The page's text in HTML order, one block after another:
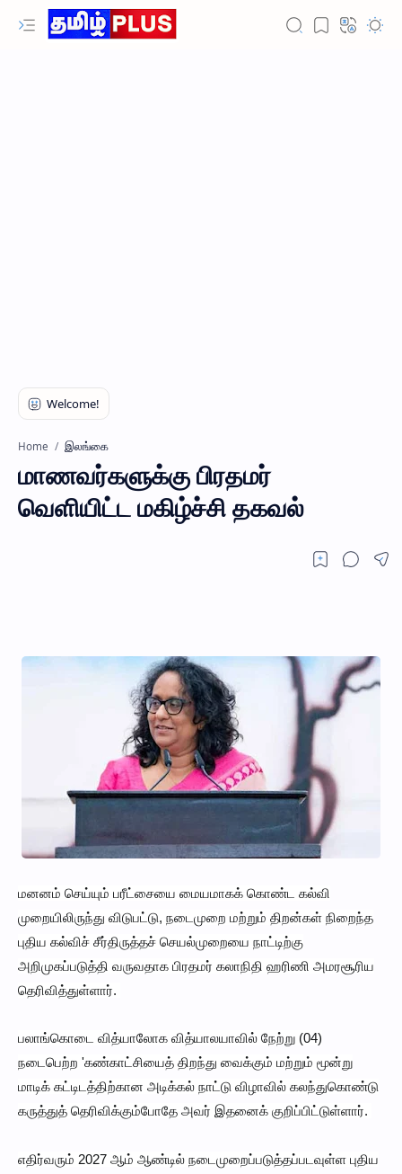
Home இலங்கை
மாணவர்களுக்கு பிரதமர்
வெளியிட்ட மகிழ்ச்சி தகவல்
மனனம் செய்யும் பரீட்சையை மையமாகக் கொண்ட கல்வி
முறையிலிருந்து விடுபட்டு, நடைமுறை மற்றும் திறன்கள் நிறைந்த
புதிய கல்விச் சீர்திருத்தச் செயல்முறையை நாட்டிற்கு
அறிமுகப்படுத்தி வருவதாக பிரதமர் கலாநிதி ஹரிணி அமரசூரிய
தெரிவித்துள்ளார்.
பலாங்கொடை வித்யாலோக வித்யாலயாவில் நேற்று (04)
நடைபெற்ற 'கண்காட்சியைத் திறந்து வைக்கும் மற்றும் மூன்று
மாடிக் கட்டிடத்திற்கான அடிக்கல் நாட்டு விழாவில் கலந்துகொண்டு
கருத்துத் தெரிவிக்கும்போதே அவர் இதனைக் குறிப்பிட்டுள்ளார்.
எதிர்வரும் 2027 ஆம் ஆண்டில் நடைமுறைப்படுத்தப்படவுள்ள புதிய